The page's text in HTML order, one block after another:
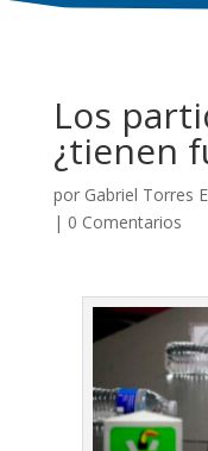
Los
¿tienen
por Gabriel Torres
| 0 Comentarios